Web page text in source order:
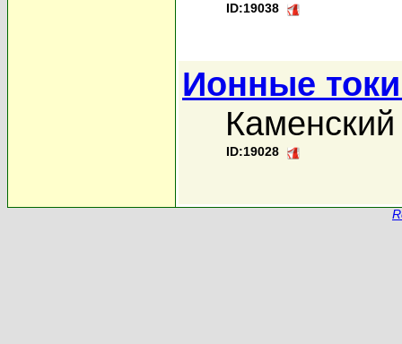
ID:19038
Ионные
ID:19028